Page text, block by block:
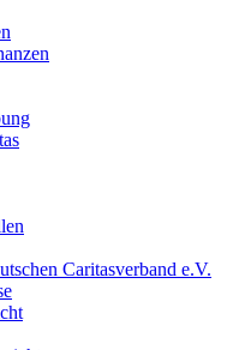
Caritasverband e.V.